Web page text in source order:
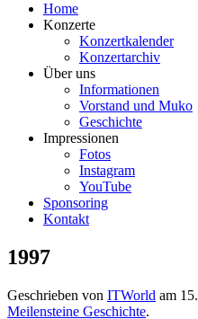
Home
Konzerte
Konzertkalender
Konzertarchiv
Über uns
Informationen
Vorstand und Muko
Geschichte
Impressionen
Fotos
Instagram
YouTube
Sponsoring
Kontakt
1997
Geschrieben von ITWorld am
Meilensteine Geschichte.